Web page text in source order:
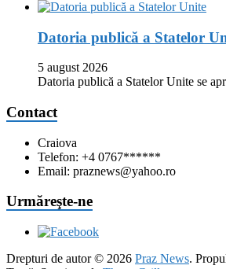
Datoria publică a Statelor
5 august 2026
Datoria publică a Statelor Unite se
Contact
Craiova
Telefon: +4 0767******
Email: praznews@yahoo.ro
Urmăreşte-ne
Drepturi de autor © 2026 Praz News.